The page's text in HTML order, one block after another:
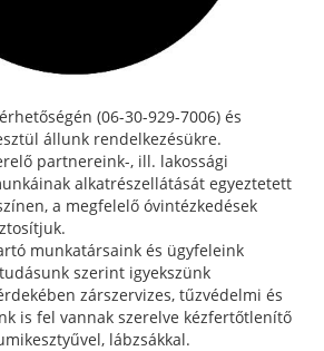
(06-30-929-7006) és
állunk rendelkezésükre.
partnereink-, ill. lakossági
alkatrészellátását egyeztetett
a megfelelő óvintézkedések
munkatársaink és ügyfeleink
szerint igyekszünk
zárszervizes, tűzvédelmi és
is fel vannak szerelve kézfertőtlenítő
lábzsákkal.